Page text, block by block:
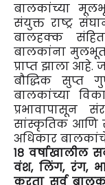
बालकांच्या
संयुक्त राष्ट्र
बालहक्क
बालकांना मुलभूत
प्राप्त झाला आहे.
बौद्धिक सुप्त
बालकांच्या
प्रभावापासून
सांस्कृतिक आणि
अधिकार
१८ वर्षाखालील
वंश, लिंग, रंग,